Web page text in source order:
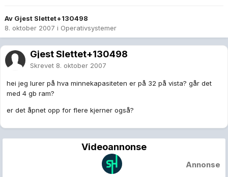
Av Gjest Slettet+130498
8. oktober 2007 i Operativsystemer
Gjest Slettet+130498
Skrevet 8. oktober 2007
hei jeg lurer på hva minnekapasiteten er på 32 på vista? går det
med 4 gb ram?
er det åpnet opp for flere kjerner også?
Videoannonse
Annonse